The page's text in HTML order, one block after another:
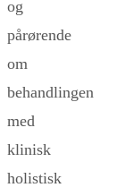
og
pårørende
om
behandlingen
med
klinisk
holistisk